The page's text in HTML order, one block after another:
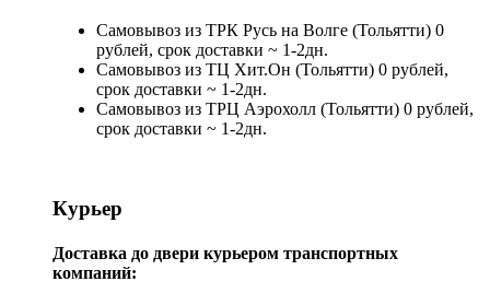
Самовывоз из ТРК Русь на Волге (Тольятти) 0
рублей, срок доставки ~ 1-2дн.
Самовывоз из ТЦ Хит.Он (Тольятти) 0 рублей,
срок доставки ~ 1-2дн.
Самовывоз из ТРЦ Аэрохолл (Тольятти) 0 рублей,
срок доставки ~ 1-2дн.
Курьер
Доставка до двери курьером транспортных
компаний: